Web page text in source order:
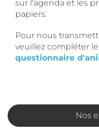
sur l'agenda et les
papiers.
Pour nous
veuillez compléter
questionnaire
Nos